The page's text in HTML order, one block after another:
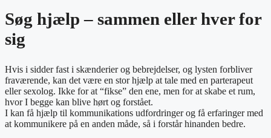
Søg hjælp – sammen eller hver for
sig
Hvis i sidder fast i skænderier og bebrejdelser, og lysten forbliver
fraværende, kan det være en stor hjælp at tale med en parterapeut
eller sexolog. Ikke for at “fikse” den ene, men for at skabe et rum,
hvor I begge kan blive hørt og forstået.
I kan få hjælp til kommunikations udfordringer og få erfaringer med
at kommunikere på en anden måde, så i forstår hinanden bedre.